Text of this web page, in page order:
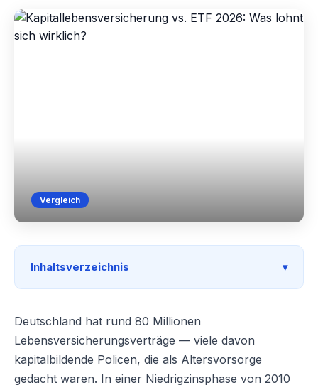
Vergleich
Inhaltsverzeichnis
Deutschland hat rund 80 Millionen
Lebensversicherungsverträge — viele davon
kapitalbildende Policen, die als Altersvorsorge
gedacht waren. In einer Niedrigzinsphase von 2010